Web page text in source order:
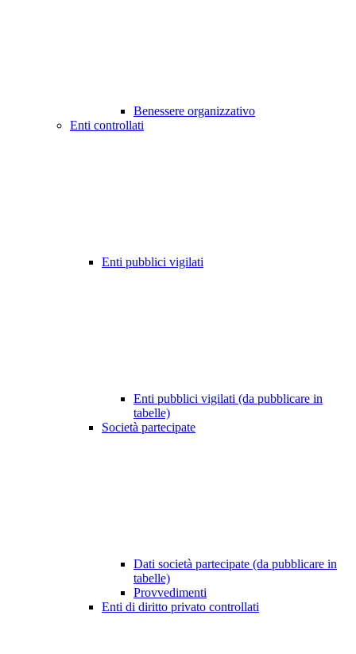
Benessere organizzativo
Enti controllati
Enti pubblici vigilati
Enti pubblici vigilati (da pubblicare in
tabelle)
Società partecipate
Dati società partecipate (da pubblicare in
tabelle)
Provvedimenti
Enti di diritto privato controllati